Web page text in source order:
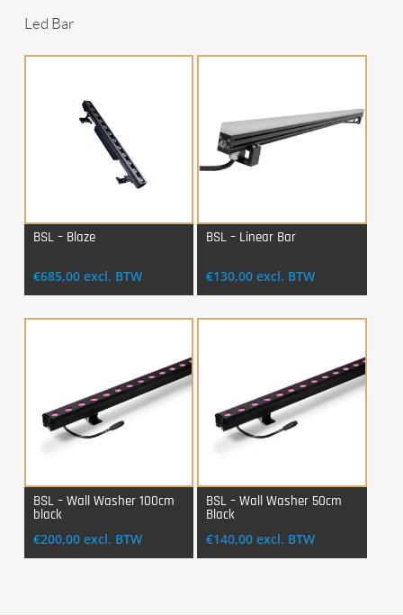
Led Bar
BSL – Blaze
€685,00 excl. BTW
BSL – Linear Bar
€130,00 excl. BTW
Login Voor Aankoop
BSL – Wall Washer 100cm
black
€200,00 excl. BTW
Login Voor Aankoop
BSL – Wall Washer 50cm
Black
€140,00 excl. BTW